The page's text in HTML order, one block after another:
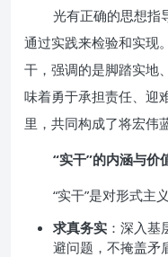
光有正确的思想指
通过实践来检验和实现
干，强调的是脚踏实地
味着勇于承担责任、迎
里，共同构成了将宏伟
“实干”的内涵与价
“实干”是对形式主
求真务实 ：深入
避问题，不掩盖矛